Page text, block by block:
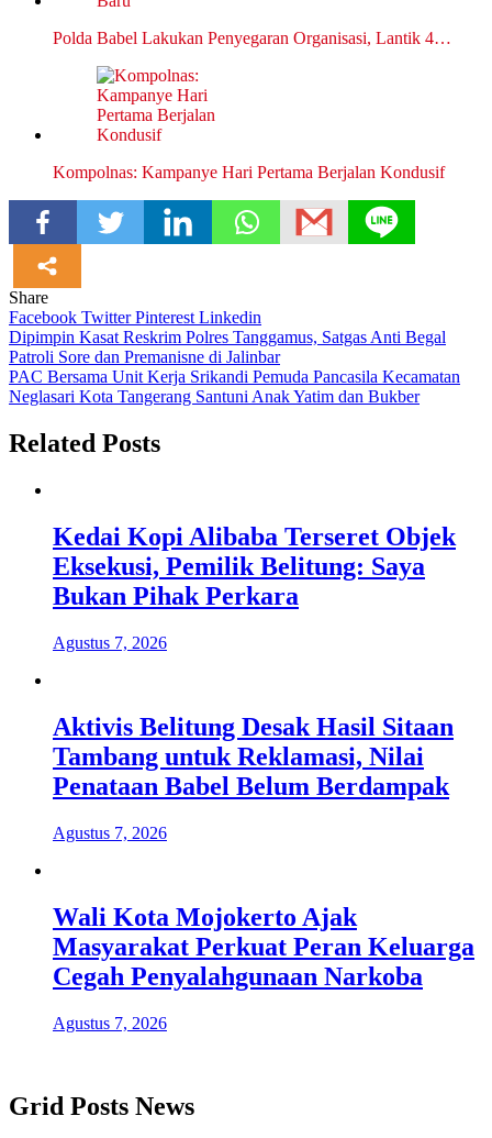
Polda Babel Lakukan Penyegaran Organisasi, Lantik 4…
Kompolnas: Kampanye Hari Pertama Berjalan Kondusif
Share
Facebook TwitterPinterest Linkedin
Navigasi
pos
Dipimpin Kasat Reskrim Polres Tanggamus, Satgas Anti Begal
Patroli Sore dan Premanisne di Jalinbar
PAC Bersama Unit Kerja Srikandi Pemuda Pancasila Kecamatan
Neglasari Kota Tangerang Santuni Anak Yatim dan Bukber
Related Posts
Kedai Kopi Alibaba Terseret Objek
Eksekusi, Pemilik Belitung: Saya
Bukan Pihak Perkara
Agustus 7, 2026
Aktivis Belitung Desak Hasil Sitaan
Tambang untuk Reklamasi, Nilai
Penataan Babel Belum Berdampak
Agustus 7, 2026
Wali Kota Mojokerto Ajak
Masyarakat Perkuat Peran Keluarga
Cegah Penyalahgunaan Narkoba
Agustus 7, 2026
Grid Posts News